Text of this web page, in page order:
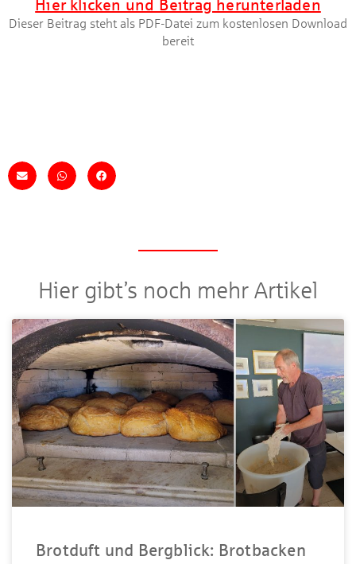
Hier klicken und Beitrag herunterladen
Dieser Beitrag steht als PDF-Datei zum kostenlosen Download
bereit
Hier gibt’s noch mehr Artikel
Brotduft und Bergblick: Brotbacken